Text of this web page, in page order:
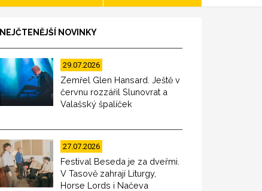
NEJČTENĚJŠÍ NOVINKY
29.07.2026
Zemřel Glen Hansard. Ještě v
červnu rozzářil Slunovrat a
Valašský špalíček
27.07.2026
Festival Beseda je za dveřmi.
V Tasově zahrají Liturgy,
Horse Lords i Načeva